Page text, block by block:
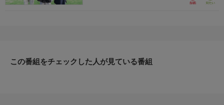
ァー）、仲村果乃（プロゴルファー)
この番組をチェックした人が見ている番組